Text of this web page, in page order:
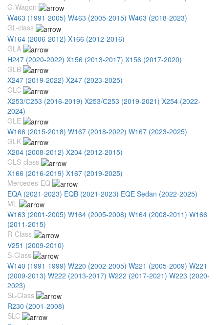
G-Wagon
W463 (1991-2005) W463 (2005-2015) W463 (2018-2023)
GL-class
W164 (2006-2012) X166 (2012-2016)
GLA
H247 (2020-2022) X156 (2013-2017) X156 (2017-2020)
GLB
X247 (2019-2022) X247 (2023-2025)
GLC
X253/С253 (2016-2019) X253/С253 (2019-2021) X254 (2022-
2024)
GLE
W166 (2015-2018) W167 (2018-2022) W167 (2023-2025)
GLK
X204 (2008-2012) X204 (2012-2015)
GLS-class
X166 (2016-2019) X167 (2019-2025)
Mercedes-EQ
EQA (2021-2023) EQB (2021-2023) EQE Sedan (2022-2025)
ML
W163 (2001-2005) W164 (2005-2008) W164 (2008-2011) W166
(2011-2015)
R-Class
V251 (2009-2010)
S-Class
W140 (1991-1999) W220 (2002-2005) W221 (2005-2009) W221
(2009-2013) W222 (2013-2017) W222 (2017-2021) W223 (2020-
2023)
SL-Class
R230 (2001-2008)
SLC